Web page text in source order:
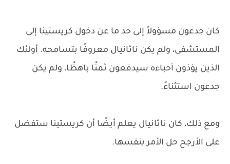
كان جدعون مسؤولاً إلى حد ما عن دخول كريستينا إلى
المستشفى، ولم يكن ناثانيال معروفًا بتسامحه. أولئك
الذين يؤذون أحباءه سيدفعون ثمنًا باهظًا، ولم يكن
جدعون استثناءً.
ومع ذلك، كان ناثانيال يعلم أيضًا أن كريستينا ستفضل
على الأرجح حل الأمر بنفسها.